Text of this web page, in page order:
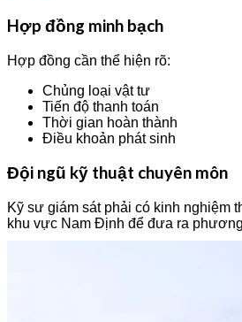
Hợp đồng minh bạch
Hợp đồng cần thể hiện rõ:
Chủng loại vật tư
Tiến độ thanh toán
Thời gian hoàn thành
Điều khoản phát sinh
Đội ngũ kỹ thuật chuyên môn
Kỹ sư giám sát phải có kinh nghiệm
khu vực Nam Định để đưa ra